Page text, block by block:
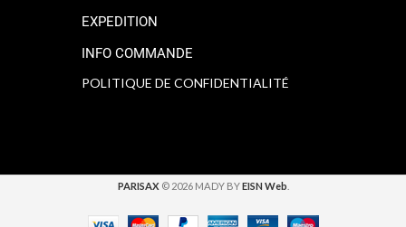
EXPEDITION
INFO COMMANDE
POLITIQUE DE CONFIDENTIALITÉ
PARISAX© 2026 MADY BYEISN Web